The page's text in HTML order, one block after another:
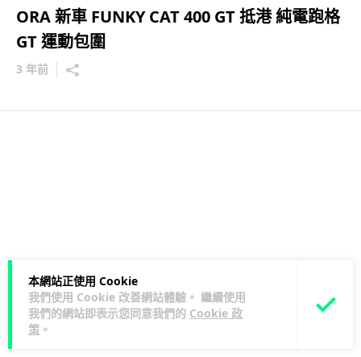
本網站正使用 Cookie
我們使用 Cookie 改善網站體驗。 繼續使用
我們的網站即表示您同意我們的 Cookie 政
策 。
ORA 新車 FUNKY CAT 400 GT 抵港 純電跑格
GT 運動包圍
3 年前